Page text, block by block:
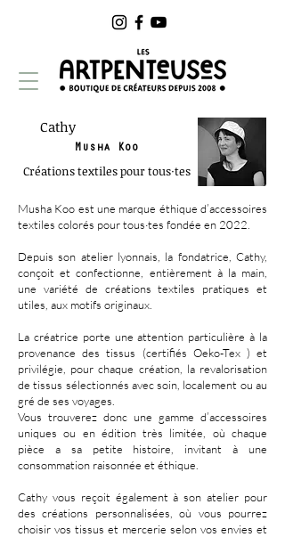
Cathy
Musha Koo
Créations textiles pour tous·tes
Musha Koo est une marque éthique d’accessoires
textiles colorés pour tous·tes fondée en 2022.
Depuis son atelier lyonnais, la fondatrice, Cathy,
conçoit et confectionne, entièrement à la main,
une variété de créations textiles pratiques et
utiles, aux motifs originaux.
La créatrice porte une attention particulière à la
provenance des tissus (certifiés Oeko-Tex ) et
privilégie, pour chaque création, la revalorisation
de tissus sélectionnés avec soin, localement ou au
gré de ses voyages.
Vous trouverez donc une gamme d’accessoires
uniques ou en édition très limitée, où chaque
pièce a sa petite histoire, invitant à une
consommation raisonnée et éthique.
Cathy vous reçoit également à son atelier pour
des créations personnalisées, où vous pourrez
choisir vos tissus et mercerie selon vos envies et